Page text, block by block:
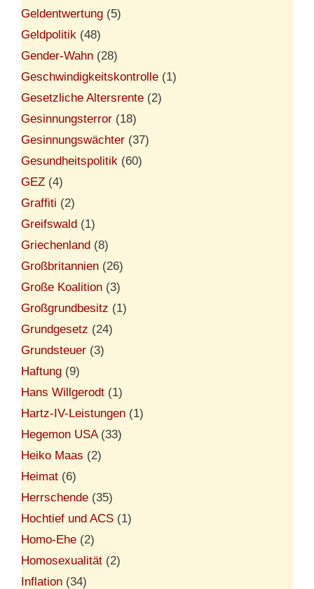
Geldentwertung (5)
Geldpolitik (48)
Gender-Wahn (28)
Geschwindigkeitskontrolle (1)
Gesetzliche Altersrente (2)
Gesinnungsterror (18)
Gesinnungswächter (37)
Gesundheitspolitik (60)
GEZ (4)
Graffiti (2)
Greifswald (1)
Griechenland (8)
Großbritannien (26)
Große Koalition (3)
Großgrundbesitz (1)
Grundgesetz (24)
Grundsteuer (3)
Haftung (9)
Hans Willgerodt (1)
Hartz-IV-Leistungen (1)
Hegemon USA(33)
Heiko Maas (2)
Heimat (6)
Herrschende (35)
Hochtief und ACS (1)
Homo-Ehe (2)
Homosexualität (2)
Inflation (34)